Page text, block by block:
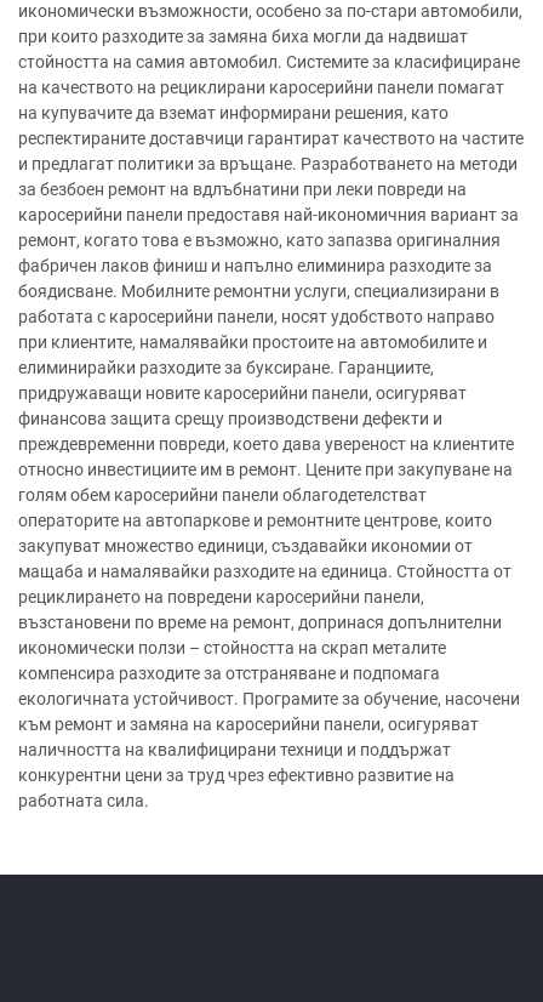
икономически възможности, особено за по-стари автомобили,
при които разходите за замяна биха могли да надвишат
стойността на самия автомобил. Системите за класифициране
на качеството на рециклирани каросерийни панели помагат
на купувачите да вземат информирани решения, като
респектираните доставчици гарантират качеството на частите
и предлагат политики за връщане. Разработването на методи
за безбоен ремонт на вдлъбнатини при леки повреди на
каросерийни панели предоставя най-икономичния вариант за
ремонт, когато това е възможно, като запазва оригиналния
фабричен лаков финиш и напълно елиминира разходите за
боядисване. Мобилните ремонтни услуги, специализирани в
работата с каросерийни панели, носят удобството направо
при клиентите, намалявайки простоите на автомобилите и
елиминирайки разходите за буксиране. Гаранциите,
придружаващи новите каросерийни панели, осигуряват
финансова защита срещу производствени дефекти и
преждевременни повреди, което дава увереност на клиентите
относно инвестициите им в ремонт. Цените при закупуване на
голям обем каросерийни панели облагодетелстват
операторите на автопаркове и ремонтните центрове, които
закупуват множество единици, създавайки икономии от
мащаба и намалявайки разходите на единица. Стойността от
рециклирането на повредени каросерийни панели,
възстановени по време на ремонт, допринася допълнителни
икономически ползи – стойността на скрап металите
компенсира разходите за отстраняване и подпомага
екологичната устойчивост. Програмите за обучение, насочени
към ремонт и замяна на каросерийни панели, осигуряват
наличността на квалифицирани техници и поддържат
конкурентни цени за труд чрез ефективно развитие на
работната сила.